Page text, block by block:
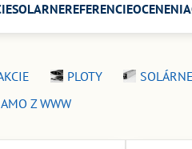
SOLARNEREFERENCIEOCENENIA
PLOTY
Z WWW